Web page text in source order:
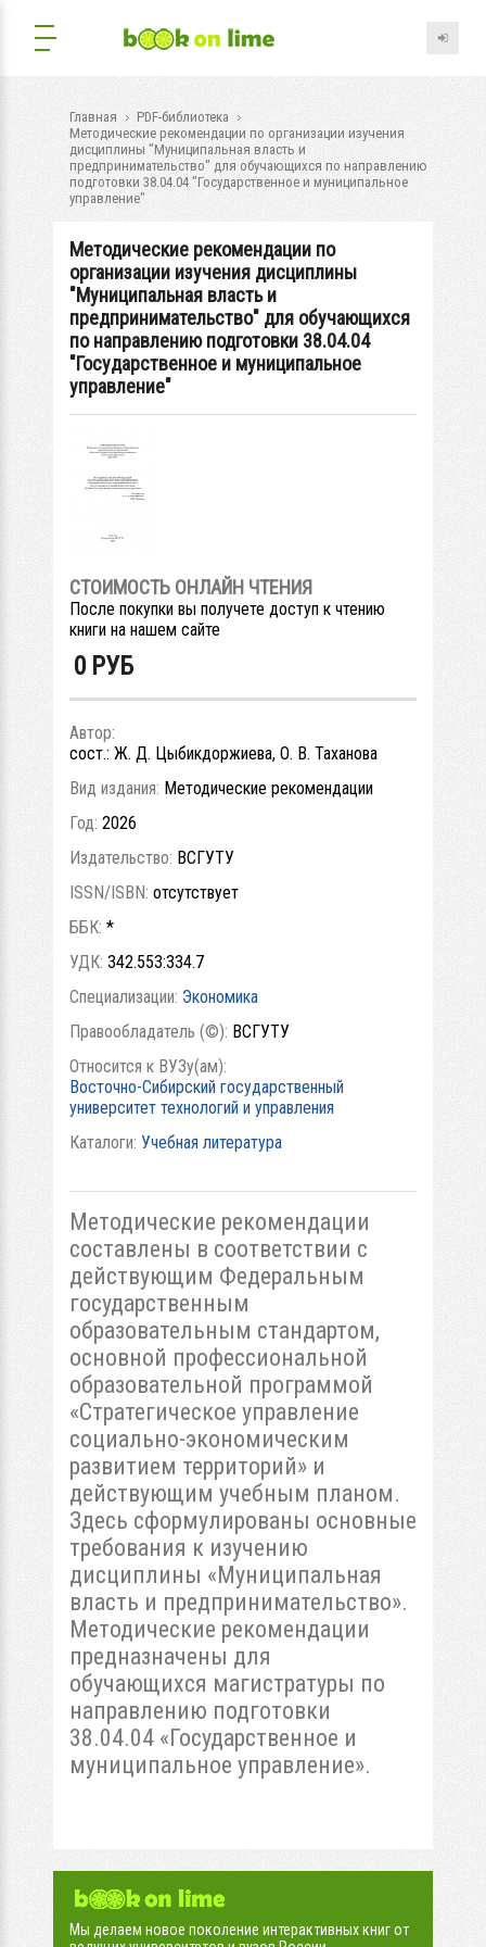
Главная
PDF-библиотека
Методические рекомендации по организации изучения
дисциплины "Муниципальная власть и
предпринимательство" для обучающихся по направлению
подготовки 38.04.04 "Государственное и муниципальное
управление"
Методические рекомендации по
организации изучения дисциплины
"Муниципальная власть и
предпринимательство" для обучающихся
по направлению подготовки 38.04.04
"Государственное и муниципальное
управление"
СТОИМОСТЬ ОНЛАЙН ЧТЕНИЯ
После покупки вы получете доступ к чтению
книги на нашем сайте
0 РУБ
Автор:
сост.: Ж. Д. Цыбикдоржиева, О. В. Таханова
Вид издания: Методические рекомендации
Год: 2026
Издательство: ВСГУТУ
ISSN/ISBN: отсутствует
ББК: *
УДК: 342.553:334.7
Специализации: Экономика
Правообладатель (©): ВСГУТУ
Относится к ВУЗу(ам):
Восточно-Сибирский государственный
университет технологий и управления
Каталоги: Учебная литература
Методические рекомендации
составлены в соответствии с
действующим Федеральным
государственным
образовательным стандартом,
основной профессиональной
образовательной программой
«Стратегическое управление
социально-экономическим
развитием территорий» и
действующим учебным планом.
Здесь сформулированы основные
требования к изучению
дисциплины «Муниципальная
власть и предпринимательство».
Методические рекомендации
предназначены для
обучающихся магистратуры по
направлению подготовки
38.04.04 «Государственное и
муниципальное управление».
Мы делаем новое поколение интерактивных книг от